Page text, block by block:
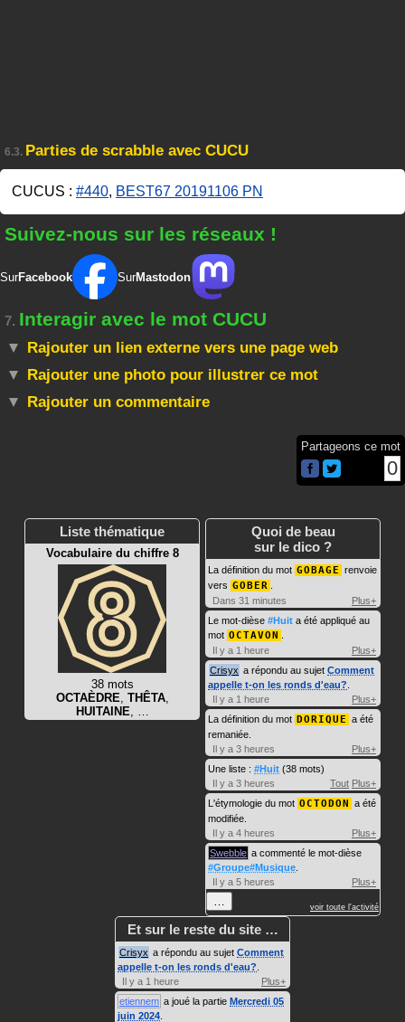
6.3. Parties de scrabble avec CUCU
CUCUS : #440, BEST67 20191106 PN
Suivez-nous sur les réseaux !
SurFacebook SurMastodon
7. Interagir avec le mot CUCU
Rajouter un lien externe vers une page web
Rajouter une photo pour illustrer ce mot
Rajouter un commentaire
Partageons ce mot
0
Liste thématique
Vocabulaire du chiffre 8
38 mots
OCTAÈDRE, THÊTA,
HUITAINE, …
Quoi de beau
sur le dico ?
La définition du mot GOBAGE renvoie
vers GOBER
Dans 31 minutes
Plus+
Le mot-dièse #Huit a été appliqué au
mot OCTAVON
Il y a 1 heure
Plus+
Crisyx a répondu au sujet Comment
appelle t-on les ronds d'eau?
Il y a 1 heure
Plus+
La définition du mot DORIQUE a été
remaniée.
Il y a 3 heures
Plus+
Une liste : #Huit (38 mots)
Il y a 3 heures
Tout Plus+
L'étymologie du mot OCTODON a été
modifiée.
Il y a 4 heures
Plus+
Swebble a commenté le mot-dièse
#Groupe#Musique
Il y a 5 heures
Plus+
… voir toute l'activité
Et sur le reste du site …
Crisyx a répondu au sujet Comment
appelle t-on les ronds d'eau?
Il y a 1 heure
Plus+
etiennem a joué la partie Mercredi 05
juin 2024